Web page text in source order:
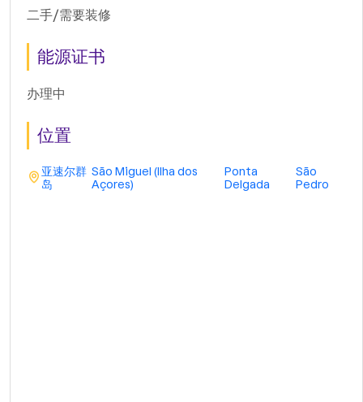
二手/需要装修
能源证书
办理中
位置
亚速尔群
岛
São Miguel (Ilha dos
Açores)
Ponta
Delgada
São
Pedro